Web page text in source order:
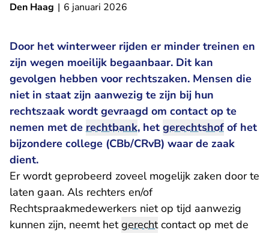
Den Haag | 6 januari 2026
Door het winterweer rijden er minder treinen en
zijn wegen moeilijk begaanbaar. Dit kan
gevolgen hebben voor rechtszaken. Mensen die
niet in staat zijn aanwezig te zijn bij hun
rechtszaak wordt gevraagd om contact op te
nemen met de rechtbank, het gerechtshof of het
bijzondere college (CBb/CRvB) waar de zaak
dient.
Er wordt geprobeerd zoveel mogelijk zaken door te
laten gaan. Als rechters en/of
Rechtspraakmedewerkers niet op tijd aanwezig
kunnen zijn, neemt hetgerechtcontact op met de